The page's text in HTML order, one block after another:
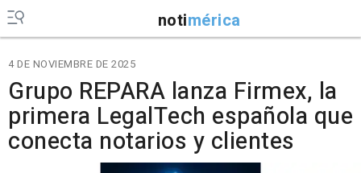
notimérica
4 DE NOVIEMBRE DE 2025
Grupo REPARA lanza Firmex, la
primera LegalTech española que
conecta notarios y clientes